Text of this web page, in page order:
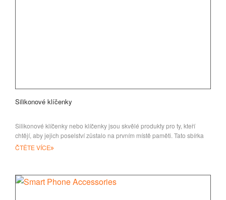
Silikonové klíčenky
Silikonové klíčenky nebo klíčenky jsou skvělé produkty pro ty, kteří
chtějí, aby jejich poselství zůstalo na prvním místě paměti. Tato sbírka
ke
ČTĚTE VÍCE